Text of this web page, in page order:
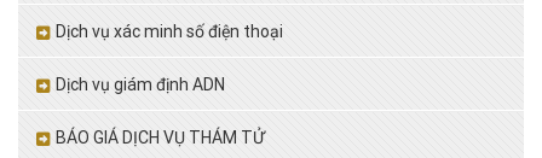
Dịch vụ xác minh số điện thoại
Dịch vụ giám định ADN
BÁO GIÁ DỊCH VỤ THÁM TỬ